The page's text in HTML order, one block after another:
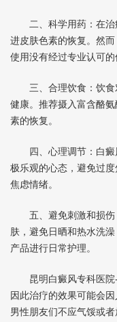
二、科学用药：在治
进皮肤色素的恢复。然
使用没有经过专业认可的
三、合理饮食：饮食
健康。推荐摄入富含酪
素的恢复。
四、心理调节：白癜
极乐观的心态，避免过
焦虑情绪。
五、避免刺激和损伤
肤，避免日晒和热水洗
产品进行日常护理。
昆明白癜风专科医院-
因此治疗的效果可能会
男性朋友们不应气馁或